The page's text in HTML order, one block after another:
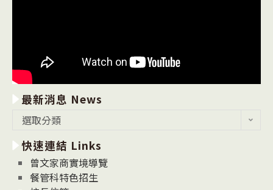
最新消息 News
消
息
News
選取分類
快速連結 Links
曾文家商實境導覽
餐管科特色招生